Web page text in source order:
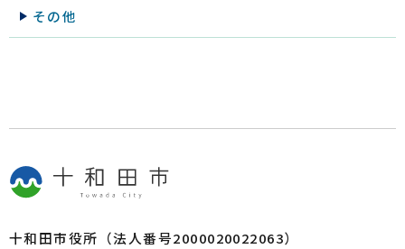
その他
十和田市役所（法人番号2000020022063）